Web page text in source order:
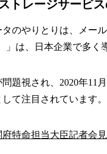
トレージサービ
のやりとりは、メー
」は、日本企業で多く
問題視され、2020年11
て注目されています。
特命担当大臣記者会